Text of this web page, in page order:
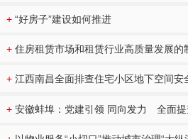
+ “好房子”建设如何推进
+ 住房租赁市场和租赁行业高质量发展的
+ 江西南昌全面排查住宅小区地下空间安
+ 安徽蚌埠：党建引领 同向发力 全面提